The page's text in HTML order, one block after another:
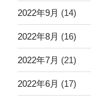
2022年9月 (14)
2022年8月 (16)
2022年7月 (21)
2022年6月 (17)